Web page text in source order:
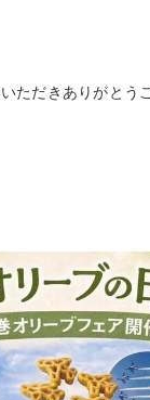
ただきありがとう